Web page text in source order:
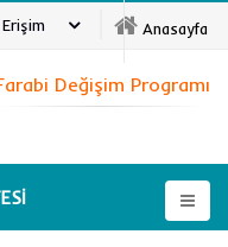
Anasayfa
Erişim
Değişim Programı